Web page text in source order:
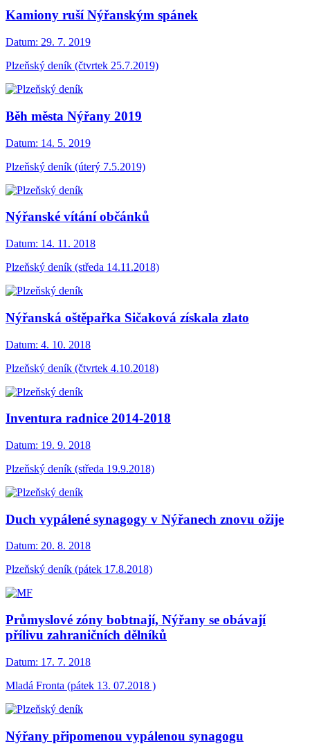
Kamiony ruší Nýřanským spánek
Datum: 29. 7. 2019
Plzeňský deník (čtvrtek 25.7.2019)
Běh města Nýřany 2019
Datum: 14. 5. 2019
Plzeňský deník (úterý 7.5.2019)
Nýřanské vítání občánků
Datum: 14. 11. 2018
Plzeňský deník (středa 14.11.2018)
Nýřanská oštěpařka Sičaková získala zlato
Datum: 4. 10. 2018
Plzeňský deník (čtvrtek 4.10.2018)
Inventura radnice 2014-2018
Datum: 19. 9. 2018
Plzeňský deník (středa 19.9.2018)
Duch vypálené synagogy v Nýřanech znovu ožije
Datum: 20. 8. 2018
Plzeňský deník (pátek 17.8.2018)
Průmyslové zóny bobtnají, Nýřany se obávají
přílivu zahraničních dělníků
Datum: 17. 7. 2018
Mladá Fronta (pátek 13. 07.2018 )
Nýřany připomenou vypálenou synagogu